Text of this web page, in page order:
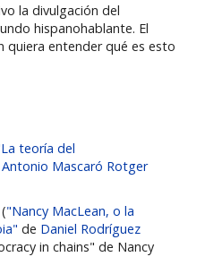
la divulgación del
hispanohablante. El
entender qué es esto
teoría del
Antonio Mascaró Rotger
"Nancy MacLean, o la
de Daniel Rodríguez
in chains" de Nancy